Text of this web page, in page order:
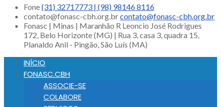
Fone(31) 32717773 | (98) 98146 8116
contato@fonasc-cbh.org.brcontato@fonasc-cbh.org.br
Fonasc | Minas | Maranhão R Leoncio José Rodrigues
172, Belo Horizonte (MG) | Rua 3, casa 3, quadra 15,
Planaldo Anil - Pingão, São Luís (MA)
INÍCIO
FONASC.CBH
ASSOCIE-SE
COLABORE